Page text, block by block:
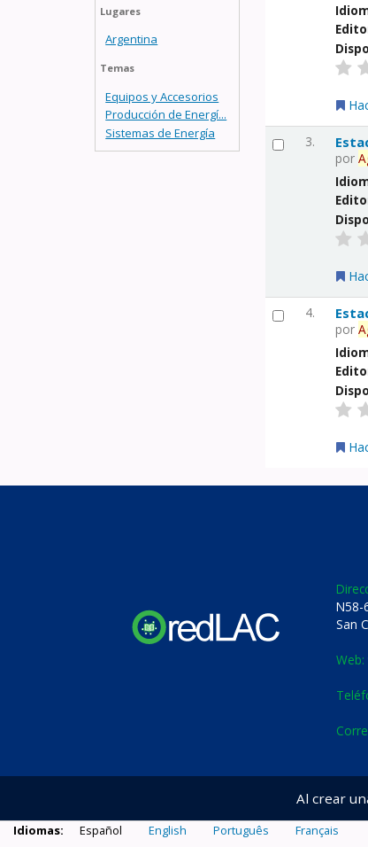
Lugares
Argentina
Temas
Equipos y Accesorios
Producción de Energí...
Sistemas de Energía
3.
por
4.
por
San
Web:
Al crear
Idiomas: Español English Português Français